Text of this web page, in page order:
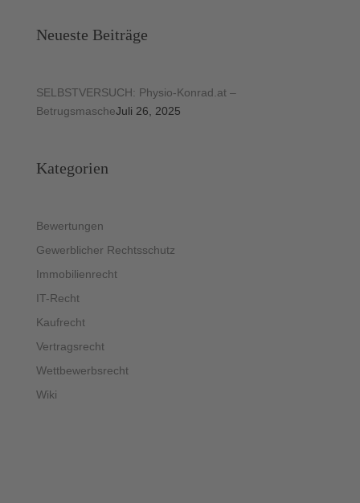
Neueste Beiträge
SELBSTVERSUCH: Physio-Konrad.at –
BetrugsmascheJuli 26, 2025
Kategorien
Bewertungen
Gewerblicher Rechtsschutz
Immobilienrecht
IT-Recht
Kaufrecht
Vertragsrecht
Wettbewerbsrecht
Wiki